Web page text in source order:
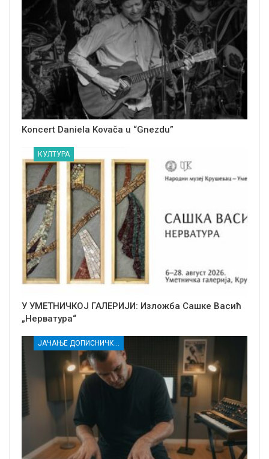
Koncert Daniela Kovača u “Gnezdu”
КУЛТУРА
У УМЕТНИЧКОЈ ГАЛЕРИЈИ: Изложба Сашке Васић
„Нерватура“
ЈАЧАЊЕ ДОПИСНИЧКЕ МРЕЖЕ НЕЗАВИСНИХ МЕДИЈА У РАСИНСКОМ ОКРУГУ